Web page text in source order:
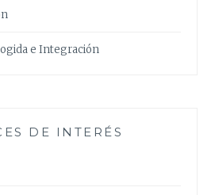
e Integración
DE INTERÉS